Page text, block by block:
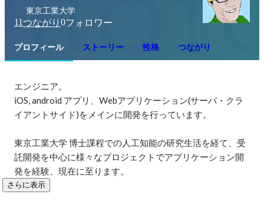
東京工業大学
11つながり 0フォロワー
プロフィール ストーリー 性格 つながり
エンジニア。
iOS, android アプリ、Webアプリケーション(サーバ・クラ
イアントサイド)をメインに開発を行っています。
東京工業大学 博士課程での人工知能の研究生活を経て、受
託開発を中心に様々なプロジェクトでアプリケーション開
さらに表示